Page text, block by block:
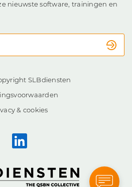
nieuwste software, trainingen en
SLBdiensten
& cookies